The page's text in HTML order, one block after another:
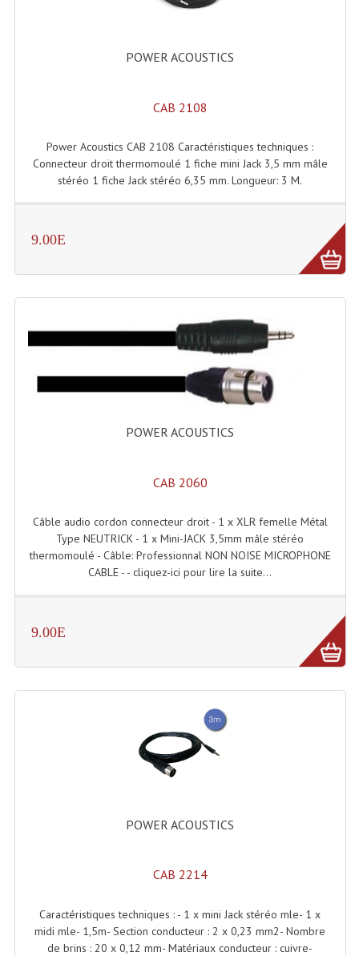
Flight Cases Platine Disque. Lecteurs CD
Flight-Case Pour Contrôleur DJ
Flight-Case Pour La Lumière
Rack 19" Standard Betonex
Sac Trolley De Transport
Sacs & Housses De Transport
Accessoires Flight-Case Coins Roulettes
Rack 19" STYLE VSR (capot En L)
Machines À Effets Fumées, Mousses, Liquid
Machines À Fumées
Machine À Etincelles Froides
Machines & Canon À Confettis
Machines À Bulles
Machines À Mousse, Neige, Liquides
Liquide À Brouillard
Liquide À Bulles
POWER ACOUSTICS
CAB 2108
Power Acoustics CAB 2108 Caractéristiques techniques :
Connecteur droit thermomoulé 1 fiche mini Jack 3,5 mm mâle
stéréo 1 fiche Jack stéréo 6,35 mm. Longueur: 3 M.
9.00E
POWER ACOUSTICS
CAB 2060
Câble audio cordon connecteur droit - 1 x XLR femelle Métal
Type NEUTRICK - 1 x Mini-JACK 3,5mm mâle stéréo
thermomoulé - Câble: Professionnal NON NOISE MICROPHONE
CABLE - - cliquez-ici pour lire la suite...
9.00E
POWER ACOUSTICS
CAB 2214
Caractéristiques techniques : - 1 x mini Jack stéréo mle- 1 x
midi mle- 1,5m- Section conducteur : 2 x 0,23 mm2- Nombre
de brins : 20 x 0,12 mm- Matériaux conducteur : cuivre-